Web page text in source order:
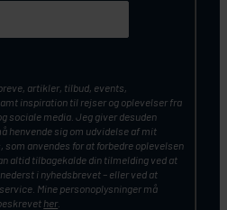
artikler, tilbud, events,
inspiration til rejser og oplevelser fra
sociale media. Jeg giver desuden
henvende sig om udvidelse af mit
som anvendes for at forbedre oplevelsen
altid tilbagekalde din tilmelding ved at
i nyhedsbrevet – eller ved at
Mine personoplysninger må
her